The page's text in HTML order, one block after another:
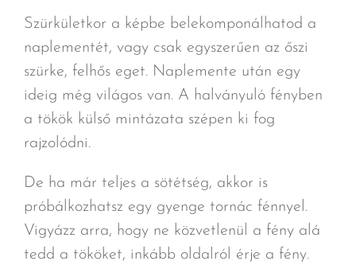
Szürkületkor a képbe belekomponálhatod a
naplementét, vagy csak egyszerűen az őszi
szürke, felhős eget. Naplemente után egy
ideig még világos van. A halványuló fényben
a tökök külső mintázata szépen ki fog
rajzolódni.
De ha már teljes a sötétség, akkor is
próbálkozhatsz egy gyenge tornác fénnyel.
Vigyázz arra, hogy ne közvetlenül a fény alá
tedd a tököket, inkább oldalról érje a fény.